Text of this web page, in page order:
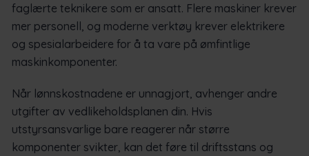
faglærte teknikere som er ansatt. Flere maskiner krever
mer personell, og moderne verktøy krever elektrikere
og spesialarbeidere for å ta vare på ømfintlige
maskinkomponenter.
Når lønnskostnadene er unnagjort, avhenger andre
utgifter av vedlikeholdsplanen din. Hvis
utstyrsansvarlige bare reagerer når større
komponenter svikter, kan det føre til driftsstans og